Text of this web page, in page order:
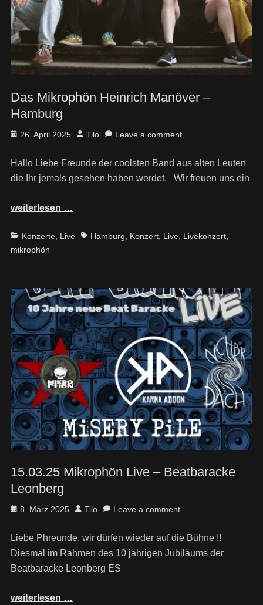
Das Mikrophön Heinrich Manöver –
Hamburg
Posted
26. April 2025 Author
Tilo Leave a comment
Hallo Liebe Freunde der coolsten Band aus alten Leuten
die Ihr jemals gesehen haben werdet. Wir freuen uns ein
weiterlesen …
Categories
Konzerte, Live TagsHamburg Konzert, Live, Livekonzert,
mikrophön
15.03.25 Mikrophön Live – Beatbaracke
Leonberg
Posted
8. März 2025 Author
Tilo Leave a comment
Liebe Phreunde, wir dürfen wieder auf die Bühne !!
Diesmal im Rahmen des 10 jährigen Jubiläums der
Beatbaracke Leonberg ES
weiterlesen …